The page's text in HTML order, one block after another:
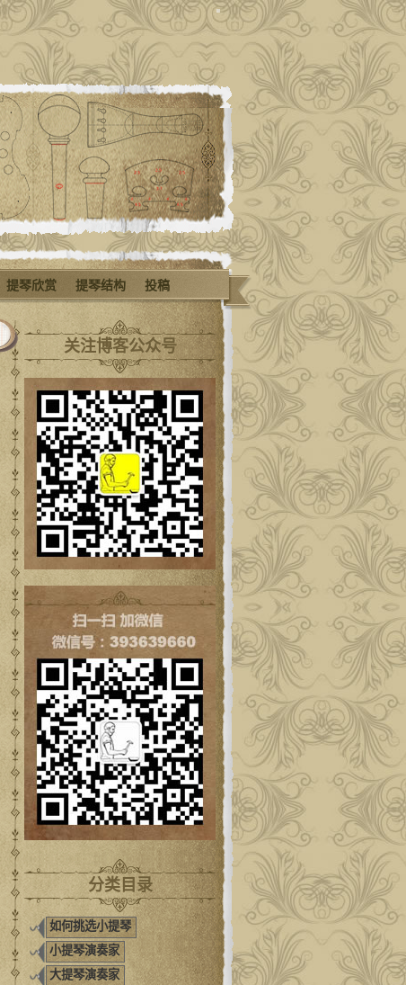
提琴欣赏 提琴结构 投稿
关注博客公众号
分类目录
如何挑选小提琴
小提琴演奏家
大提琴演奏家